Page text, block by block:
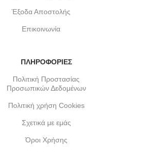
Έξοδα Αποστολής
Επικοινωνία
ΠΛΗΡΟΦΟΡΙΕΣ
Πολιτική Προστασίας
Προσωπικών Δεδομένων
Πολιτική χρήση Cookies
Σχετικά με εμάς
Όροι Χρήσης